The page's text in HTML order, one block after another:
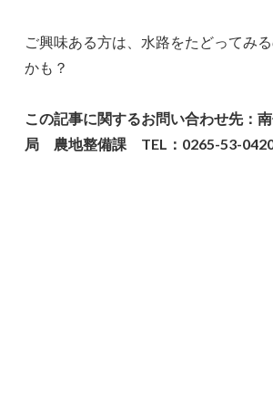
ご興味ある方は、水路をたどってみ
かも？
この記事に関するお問い合わせ先：
局 農地整備課 TEL：0265-53-